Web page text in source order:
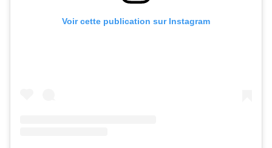
Voir cette publication sur Instagram